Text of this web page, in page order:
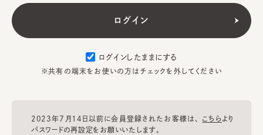
ログインしたままにする
※共有の端末をお使いの方はチェックを外してください
2023年7月14日以前に会員登録されたお客様は、 こちらより
パスワードの再設定をお願いいたします。